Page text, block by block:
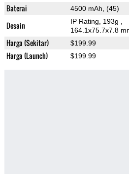
Baterai 4500 mAh, (45)
Desain IP Rating, 193g
164.1x75.7x7.8
Harga (Sekitar) $199.99
Harga (Launch) $199.99